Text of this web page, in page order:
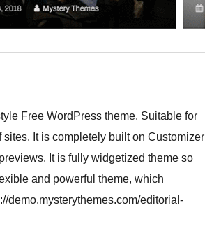
Free WordPress theme. Suitable for
It is completely built on Customizer
It is fully widgetized theme so
and powerful theme, which
demo.mysterythemes.com/editorial-